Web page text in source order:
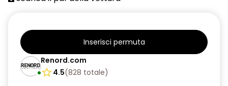
Inserisci permuta
Renord.com
4.5(828 totale)